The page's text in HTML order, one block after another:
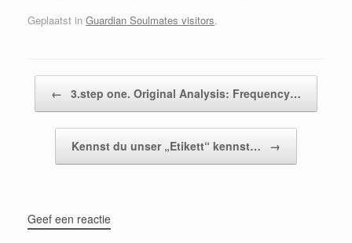
Geplaatst in Guardian Soulmates visitors.
← 3.step one. Original Analysis: Frequency…
Kennst du unser „Etikett“ kennst… →
Geef een reactie